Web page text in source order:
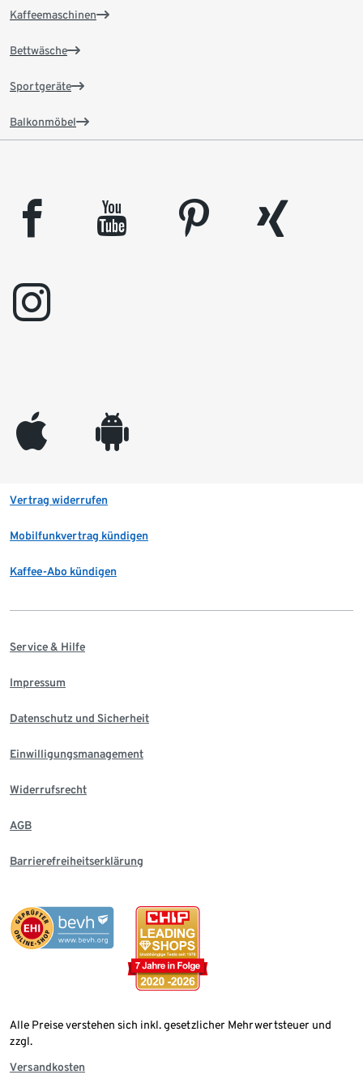
Kaffeemaschinen
Bettwäsche
Sportgeräte
Balkonmöbel
facebook youtube pinterest
xing
instagram
appleinc android
Vertrag widerrufen
Mobilfunkvertrag kündigen
Kaffee-Abo kündigen
Service & Hilfe
Impressum
Datenschutz und Sicherheit
Einwilligungsmanagement
Widerrufsrecht
AGB
Barrierefreiheitserklärung
Alle Preise verstehen sich inkl. gesetzlicher Mehrwertsteuer und
zzgl.
Versandkosten